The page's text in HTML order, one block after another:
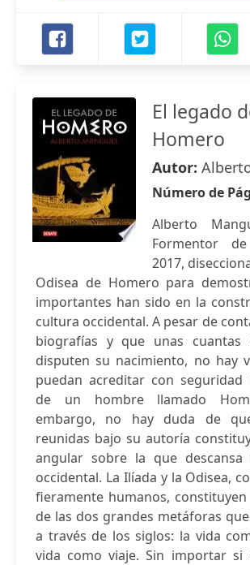
El legado
Homero
Autor:
Número de
Alberto
Formentor
2017,
Odisea de Homero para
importantes han sido en la
cultura occidental. A pesar de
biografías y que unas cuantas
disputen su nacimiento, no hay
puedan acreditar con seguridad
de un hombre llamado
embargo, no hay duda de
reunidas bajo su autoría
angular sobre la que
occidental. La Ilíada y la Odisea,
fieramente humanos,
de las dos grandes metáforas
a través de los siglos: la vida
vida como viaje. Sin importar si